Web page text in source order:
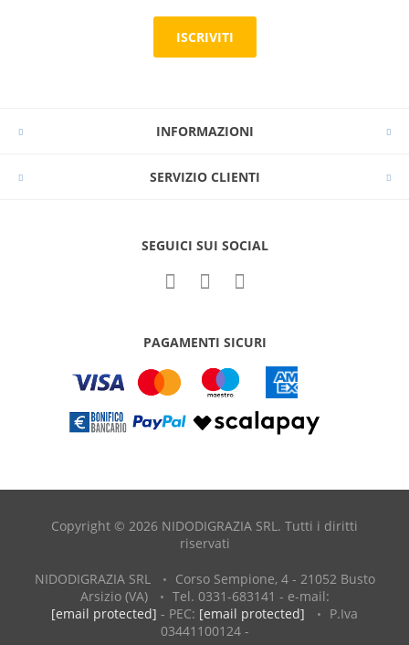
ISCRIVITI
INFORMAZIONI
SERVIZIO CLIENTI
SEGUICI SUI SOCIAL
PAGAMENTI SICURI
Copyright © 2026 NIDODIGRAZIA SRL. Tutti i diritti
riservati
NIDODIGRAZIA SRL
Corso Sempione, 4 - 21052 Busto
Arsizio (VA)
Tel. 0331-683141 - e-mail:
[email protected] - PEC: [email protected]
P.Iva
03441100124 -